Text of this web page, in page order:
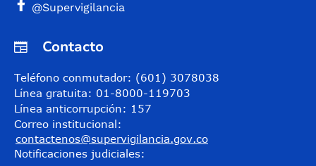
@Supervigilancia
Contacto
Teléfono conmutador: (601) 3078038
Línea gratuita: 01-8000-119703
Línea anticorrupción: 157
Correo institucional:
contactenos@supervigilancia.gov.co
Notificaciones judiciales: